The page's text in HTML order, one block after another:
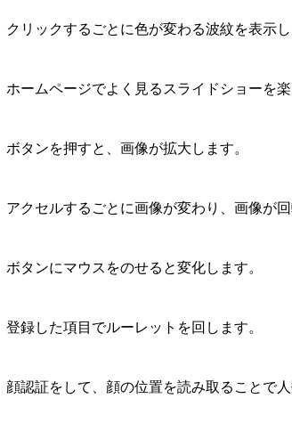
クリックするごとに色が変わる波紋を表示し
ホームページでよく見るスライドショーを楽
ボタンを押すと、画像が拡大します。
アクセルするごとに画像が変わり、画像が回
ボタンにマウスをのせると変化します。
登録した項目でルーレットを回します。
顔認証をして、顔の位置を読み取ることで